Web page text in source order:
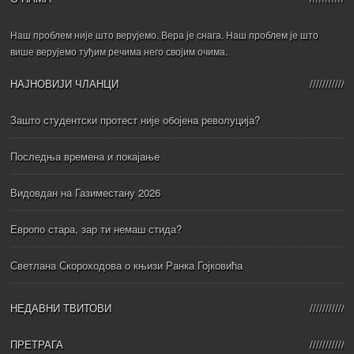
Наш проблем није што верујемо. Вера је снага. Наш проблем је што
више верујемо туђим речима него својим очима.
НАЈНОВИЈИ ЧЛАНЦИ
Зашто студентски протест није обојена револуција?
Последња времена и покајање
Видовдан на Газиместану 2026
Европо стара, зар ти немаш стида?
Светлана Скороходова о књизи Ранка Гојковића
НЕДАВНИ ТВИТОВИ
ПРЕТРАГА